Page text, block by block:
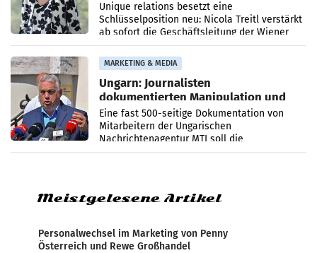
Geschäftsleitung
Unique relations besetzt eine
Schlüsselposition neu: Nicola Treitl verstärkt
ab sofort die Geschäftsleitung der Wiener
PR-Agentur an der Seite von Josef Kalina und
Anna Kalina-Mahr.
MARKETING & MEDIA
Ungarn: Journalisten
dokumentierten Manipulation und
Zensur
Eine fast 500-seitige Dokumentation von
Mitarbeitern der Ungarischen
Nachrichtenagentur MTI soll die
systematische Nachrichten-Manipulation und
Meistgelesene Artikel
Personalwechsel im Marketing von Penny
Österreich und Rewe Großhandel